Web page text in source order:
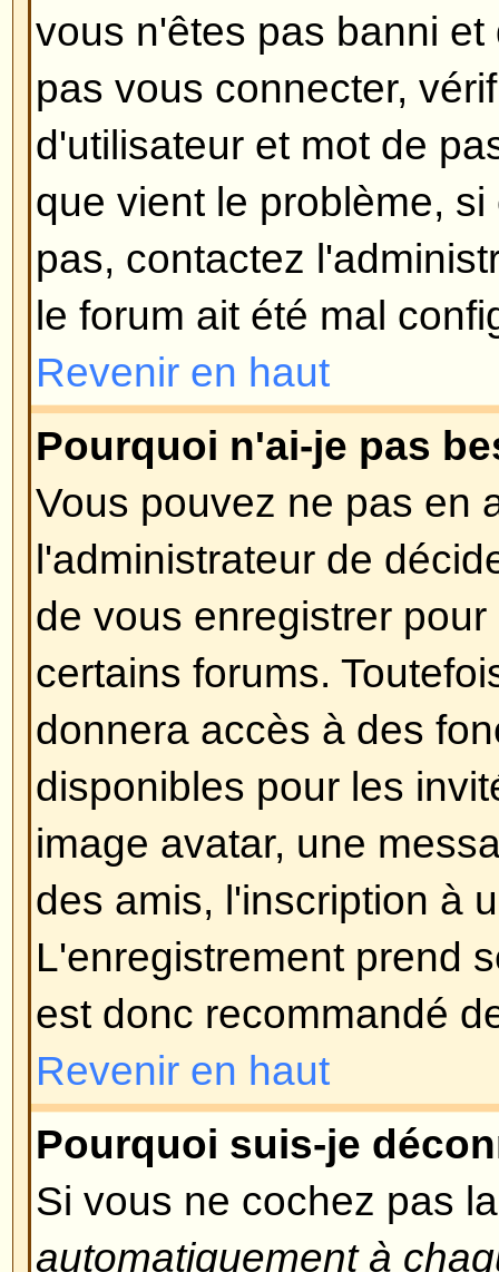
automatiquement à chaque visite
connectez, le forum vous
pour une période préétablie.
utilisation abusive de votre
d'autre. Pour rester connecté,
connectant, ceci n'est pas
accédez au forum en utilisant
: bibliothèque, cybercafé,
Revenir en haut
Comment puis-je éviter que
apparaisse dans la liste des
Dans votre profil, vous
présence en ligne, si vous
n'apparaîtrez qu'uniquement
administrateurs ou vous-même.
comme un utilisateur invisible.
J'ai perdu mon mot de passe !
Ne paniquez pas ! Si votre mot
retrouvé, il peut par contre être
faire, aller sur la page de
oublié mon mot de passe
, puis
et vous devriez pouvoir vous
temps.
Revenir en haut
Je me suis inscrit mais ne
Premièrement, vérifiez que vous
correctement vos nom